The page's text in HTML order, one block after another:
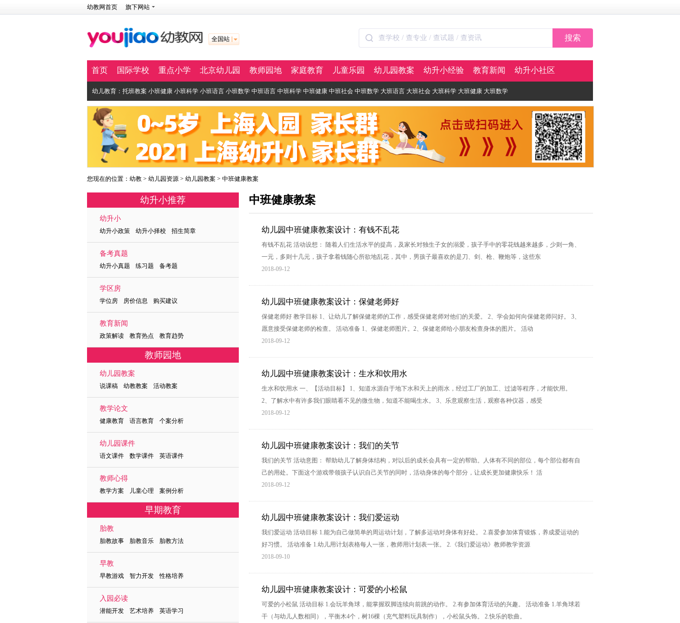
幼教网首页 旗下网站
全国站 搜索
首页 国际学校 重点小学 北京幼儿园 教师园地 家庭教育 儿童乐园 幼儿园教案 幼升小经验 教育新闻 幼升小社区
幼儿教育： 托班教案 小班健康 小班科学 小班语言 小班数学 中班语言 中班科学 中班健康 中班社会 中班数学 大班语言 大班社会 大班科学 大班健康 大班数学
您现在的位置： 幼教 > 幼儿园资源 > 幼儿园教案 > 中班健康教案
幼升小推荐
幼升小
幼升小政策 幼升小择校 招生简章
备考真题
幼升小真题 练习题 备考题
学区房
学位房 房价信息 购买建议
教育新闻
政策解读 教育热点 教育趋势
教师园地
幼儿园教案
说课稿 幼教教案 活动教案
教学论文
健康教育 语言教育 个案分析
幼儿园课件
语文课件 数学课件 英语课件
教师心得
教学方案 儿童心理 案例分析
早期教育
胎教
胎教故事 胎教音乐 胎教方法
早教
早教游戏 智力开发 性格培养
入园必读
潜能开发 艺术培养 英语学习
中班健康教案
幼儿园中班健康教案设计：有钱不乱花
有钱不乱花 活动设想： 随着人们生活水平的提高，及家长对独生子女的溺爱，孩子手中的零花钱越来越多，少则一角、
一元，多则十几元，孩子拿着钱随心所欲地乱花，其中，男孩子最喜欢的是刀、剑、枪、鞭炮等，这些东
2018-09-12
幼儿园中班健康教案设计：保健老师好
保健老师好 教学目标 1、让幼儿了解保健老师的工作，感受保健老师对他们的关爱。 2、学会如何向保健老师问好。 3、
愿意接受保健老师的检查。 活动准备 1、保健老师图片。2、保健老师给小朋友检查身体的图片。 活动
2018-09-12
幼儿园中班健康教案设计：生水和饮用水
生水和饮用水 一、【活动目标】 1、知道水源自于地下水和天上的雨水，经过工厂的加工、过滤等程序，才能饮用。
2、了解水中有许多我们眼睛看不见的微生物，知道不能喝生水。 3、乐意观察生活，观察各种仪器，感受
2018-09-12
幼儿园中班健康教案设计：我们的关节
我们的关节 活动意图： 帮助幼儿了解身体结构，对以后的成长会具有一定的帮助。人体有不同的部位，每个部位都有自
己的用处。下面这个游戏带领孩子认识自己关节的同时，活动身体的每个部分，让成长更加健康快乐！ 活
2018-09-12
幼儿园中班健康教案设计：我们爱运动
我们爱运动 活动目标 1.能为自己做简单的周运动计划，了解多运动对身体有好处。 2.喜爱参加体育锻炼，养成爱运动的
好习惯。 活动准备 1.幼儿用计划表格每人一张，教师用计划表一张。 2.《我们爱运动》教师教学资源
2018-09-10
幼儿园中班健康教案设计：可爱的小松鼠
可爱的小松鼠 活动目标 1.会玩羊角球，能掌握双脚连续向前跳的动作。 2.有参加体育活动的兴趣。 活动准备 1.羊角球若
干（与幼儿人数相同），平衡木4个，树16棵（充气塑料玩具制作），小松鼠头饰。 2.快乐的歌曲。